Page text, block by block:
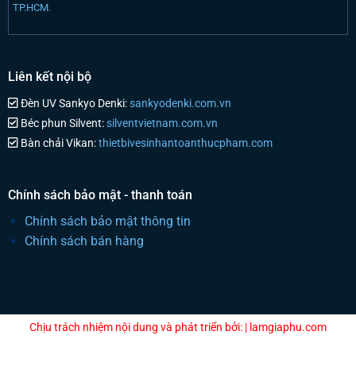
TP.HCM.
Liên kết nội bộ
Đèn UV Sankyo Denki:sankyodenki.com.vn
Béc phun Silvent:silventvietnam.com.vn
Bàn chải Vikan:thietbivesinhantoanthucpham.com
Chính sách bảo mật - thanh toán
Chính sách bảo mật thông tin
Chính sách bán hàng
Chịu trách nhiệm nội dung và phát triển bởi: | lamgiaphu.com